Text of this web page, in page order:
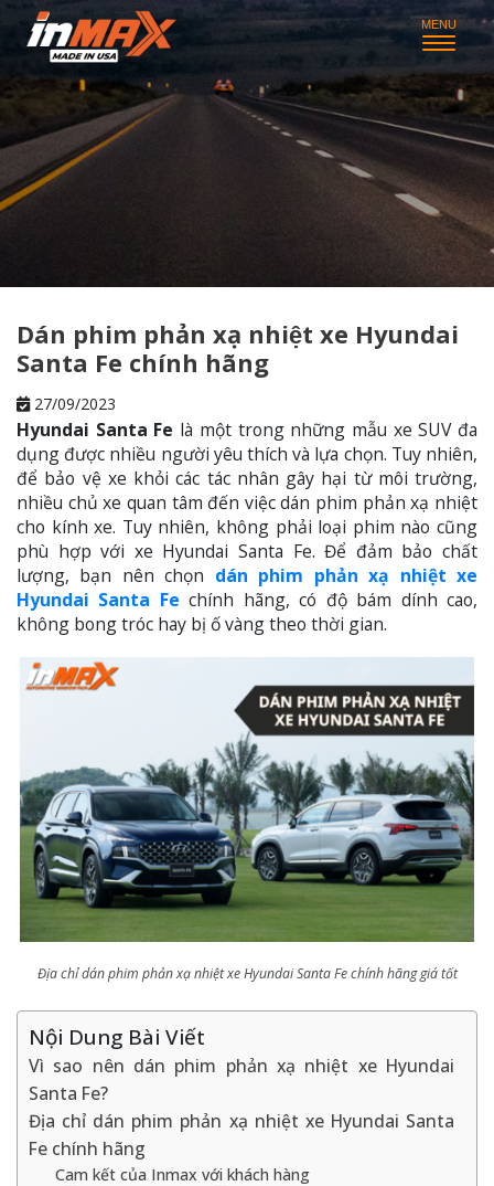
Dán phim phản xạ nhiệt xe Hyundai
Santa Fe chính hãng
27/09/2023
Hyundai Santa Fe là một trong những mẫu xe SUV đa
dụng được nhiều người yêu thích và lựa chọn. Tuy nhiên,
để bảo vệ xe khỏi các tác nhân gây hại từ môi trường,
nhiều chủ xe quan tâm đến việc dán phim phản xạ nhiệt
cho kính xe. Tuy nhiên, không phải loại phim nào cũng
phù hợp với xe Hyundai Santa Fe. Để đảm bảo chất
lượng, bạn nên chọn dán phim phản xạ nhiệt xe
Hyundai Santa Fe chính hãng, có độ bám dính cao,
không bong tróc hay bị ố vàng theo thời gian.
Địa chỉ dán phim phản xạ nhiệt xe Hyundai Santa Fe chính hãng giá tốt
Nội Dung Bài Viết
Vì sao nên dán phim phản xạ nhiệt xe Hyundai
Santa Fe?
Địa chỉ dán phim phản xạ nhiệt xe Hyundai Santa
Fe chính hãng
Cam kết của Inmax với khách hàng